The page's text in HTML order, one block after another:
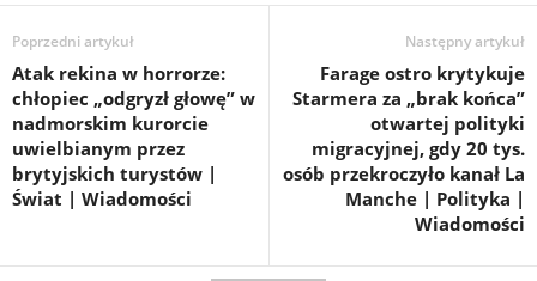
Poprzedni artykuł
Atak rekina w horrorze:
chłopiec „odgryzł głowę” w
nadmorskim kurorcie
uwielbianym przez
brytyjskich turystów |
Świat | Wiadomości
Następny artykuł
Farage ostro krytykuje
Starmera za „brak końca”
otwartej polityki
migracyjnej, gdy 20 tys.
osób przekroczyło kanał La
Manche | Polityka |
Wiadomości